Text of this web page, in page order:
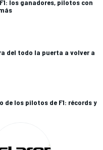
los ganadores, pilotos con
del todo la puerta a volver a
de los pilotos de F1: récords y